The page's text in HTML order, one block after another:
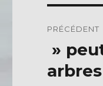
l’article
PRÉCÉDENT
Publication
précédente :
»